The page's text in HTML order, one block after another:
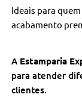
Ideais para
acabamento
A Estamparia
para atender
clientes.